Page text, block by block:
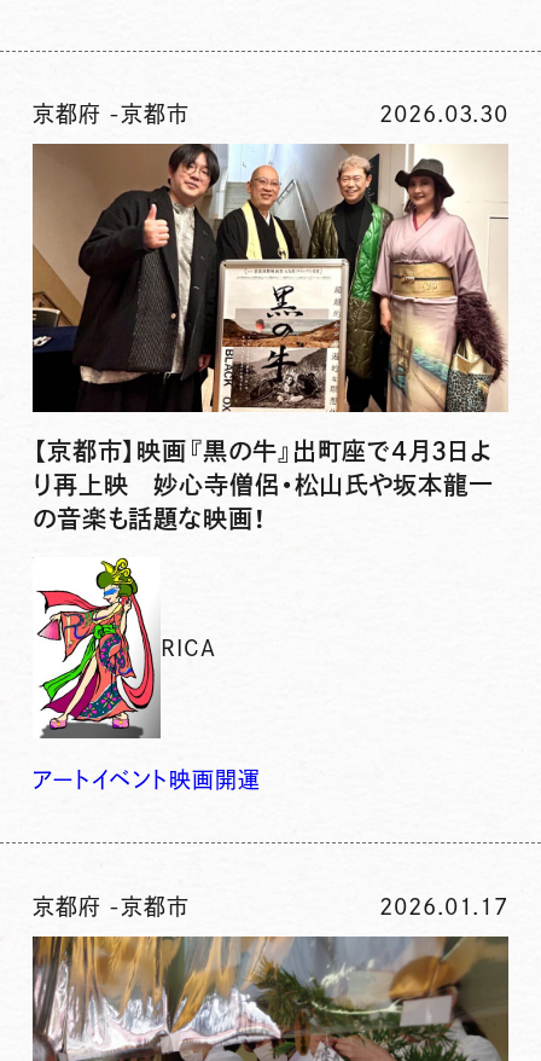
京都府 -京都市 2026.03.30
【京都市】映画『黒の牛』出町座で4月3日よ
り再上映 妙心寺僧侶・松山氏や坂本龍一
の音楽も話題な映画！
RICA
アート イベント 映画開運
京都府 -京都市 2026.01.17